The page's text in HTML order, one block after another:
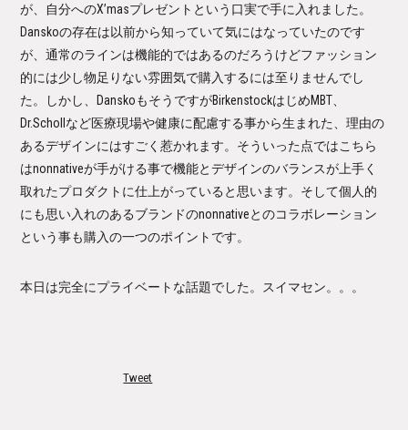
が、自分へのX’masプレゼントという口実で手に入れました。
Danskoの存在は以前から知っていて気にはなっていたのです
が、通常のラインは機能的ではあるのだろうけどファッション
的には少し物足りない雰囲気で購入するには至りませんでし
た。しかし、DanskoもそうですがBirkenstockはじめMBT、
Dr.Schollなど医療現場や健康に配慮する事から生まれた、理由の
あるデザインにはすごく惹かれます。そういった点ではこちら
はnonnativeが手がける事で機能とデザインのバランスが上手く
取れたプロダクトに仕上がっていると思います。そして個人的
にも思い入れのあるブランドのnonnativeとのコラボレーション
という事も購入の一つのポイントです。
本日は完全にプライベートな話題でした。スイマセン。。。
Tweet